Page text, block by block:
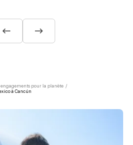
engagements pour la planète /
à Cancún